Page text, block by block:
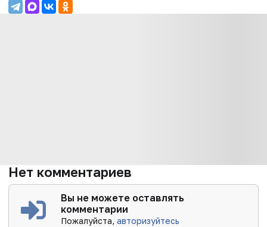
Нет комментариев
Вы не можете оставлять
комментарии
Пожалуйста,авторизуйтесь